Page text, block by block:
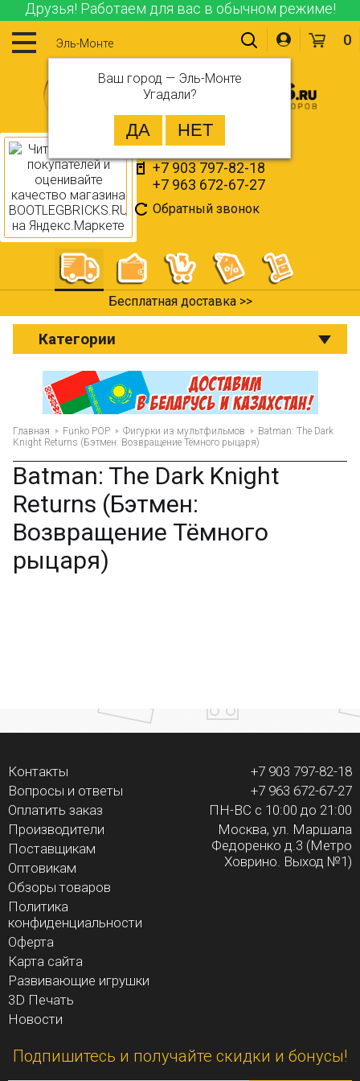
Друзья! Работаем для вас в обычном режиме!
Эль-Монте
Ваш город — Эль-Монте
Угадали?
+7 903 797-82-18
+7 963 672-67-27
Обратный звонок
0
Бесплатная доставка >>
Категории
Главная Funko POP Фигурки из мультфильмов
Batman: The Dark
Knight Returns (Бэтмен: Возвращение Тёмного рыцаря)
Batman: The Dark Knight
Returns (Бэтмен:
Возвращение Тёмного
рыцаря)
Контакты
Вопросы и ответы
Оплатить заказ
Производители
Поставщикам
Оптовикам
Обзоры товаров
Политика
конфиденциальности
Оферта
Карта сайта
Развивающие игрушки
3D Печать
Новости
+7 903 797-82-18
+7 963 672-67-27
ПН-ВС с 10:00 до 21:00
Москва, ул. Маршала
Федоренко д.3 (Метро
Ховрино. Выход №1)
Подпишитесь и получайте скидки и бонусы!